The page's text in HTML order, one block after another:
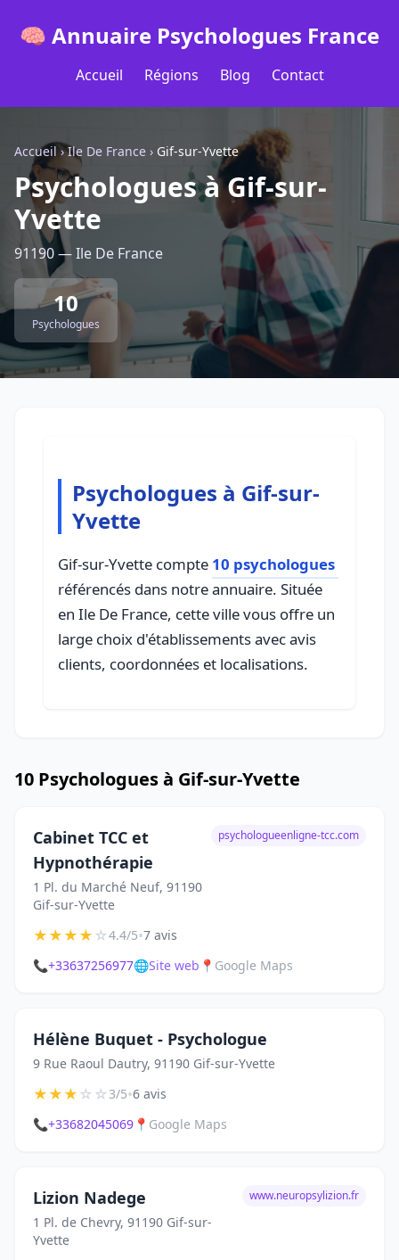
🧠 Annuaire Psychologues France
Accueil Régions Blog Contact
Accueil ›Ile De France › Gif-sur-Yvette
Psychologues à Gif-sur-
Yvette
91190 — Ile De France
10
Psychologues
Psychologues à Gif-sur-
Yvette
Gif-sur-Yvette compte 10 psychologues
référencés dans notre annuaire. Située
en Ile De France, cette ville vous offre un
large choix d'établissements avec avis
clients, coordonnées et localisations.
10 Psychologues à Gif-sur-Yvette
Cabinet TCC et
Hypnothérapie
1 Pl. du Marché Neuf, 91190
Gif-sur-Yvette
psychologueenligne-tcc.com
★★★★☆4.4/5•7 avis
📞+33637256977🌐Site web 📍 Google Maps
Hélène Buquet - Psychologue
9 Rue Raoul Dautry, 91190 Gif-sur-Yvette
★★★☆☆3/5•6 avis
📞+33682045069 📍 Google Maps
Lizion Nadege
1 Pl. de Chevry, 91190 Gif-sur-
Yvette
www.neuropsylizion.fr